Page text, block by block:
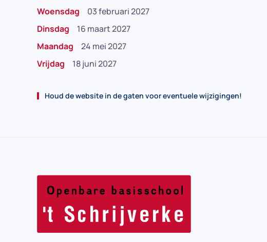
Woensdag
03 februari 2027
Dinsdag
16 maart 2027
Maandag
24 mei 2027
Vrijdag
18 juni 2027
Houd de website in de gaten voor eventuele wijzigingen!